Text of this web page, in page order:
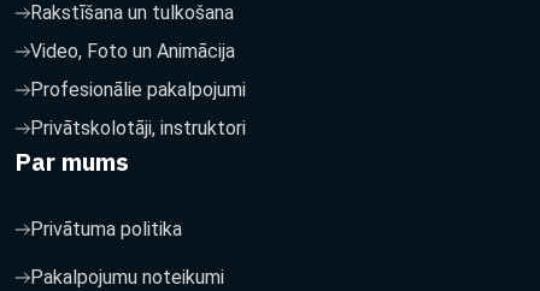
Rakstīšana un tulkošana
Video, Foto un Animācija
Profesionālie pakalpojumi
Privātskolotāji, instruktori
Par mums
Privātuma politika
Pakalpojumu noteikumi